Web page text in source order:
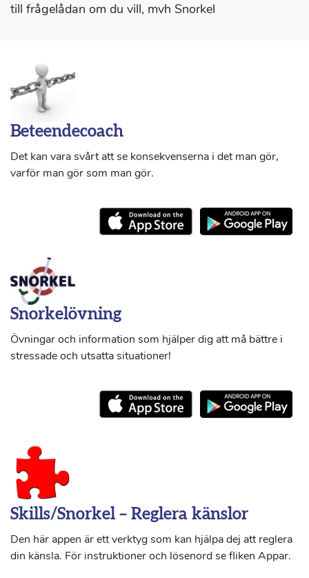
till frågelådan om du vill, mvh Snorkel
Beteendecoach
Det kan vara svårt att se konsekvenserna i det man gör,
varför man gör som man gör.
Snorkelövning
Övningar och information som hjälper dig att må bättre i
stressade och utsatta situationer!
Skills/Snorkel – Reglera känslor
Den här appen är ett verktyg som kan hjälpa dej att reglera
din känsla. För instruktioner och lösenord se fliken Appar.